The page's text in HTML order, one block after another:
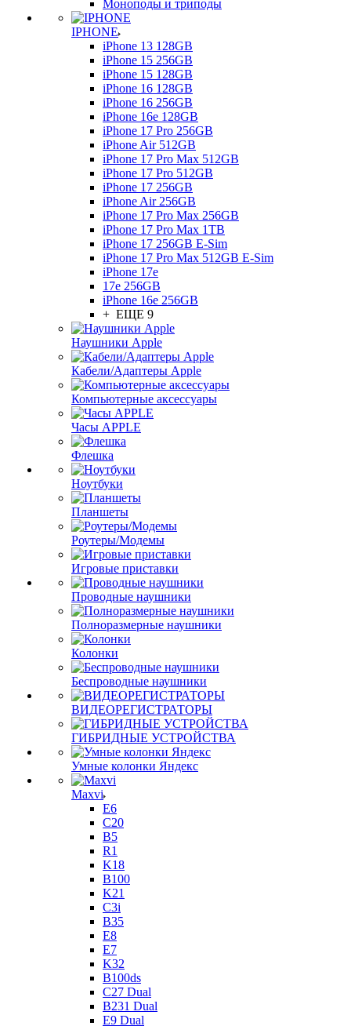
Моноподы и триподы
IPHONE
iPhone 13 128GB
iPhone 15 256GB
iPhone 15 128GB
iPhone 16 128GB
iPhone 16 256GB
iPhone 16e 128GB
iPhone 17 Pro 256GB
iPhone Air 512GB
iPhone 17 Pro Max 512GB
iPhone 17 Pro 512GB
iPhone 17 256GB
iPhone Air 256GB
iPhone 17 Pro Max 256GB
iPhone 17 Pro Max 1TB
iPhone 17 256GB E-Sim
iPhone 17 Pro Max 512GB E-Sim
iPhone 17e
17e 256GB
iPhone 16e 256GB
+ ЕЩЕ 9
Наушники Apple
Кабели/Адаптеры Apple
Компьютерные аксессуары
Часы APPLE
Флешка
Ноутбуки
Планшеты
Роутеры/Модемы
Игровые приставки
Проводные наушники
Полноразмерные наушники
Колонки
Беспроводные наушники
ВИДЕОРЕГИСТРАТОРЫ
ГИБРИДНЫЕ УСТРОЙСТВА
Умные колонки Яндекс
Maxvi
E6
C20
B5
R1
K18
B100
K21
C3i
B35
E8
E7
K32
B100ds
C27 Dual
B231 Dual
E9 Dual